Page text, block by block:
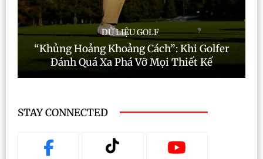
DỮ LIỆU GOLF
“Khủng Hoảng Khoảng Cách”: Khi Golfer
Đánh Quá Xa Phá Vỡ Mọi Thiết Kế
STAY CONNECTED